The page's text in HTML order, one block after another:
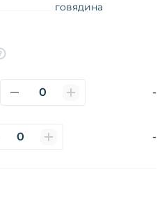
-
-
говядина
Покупателям